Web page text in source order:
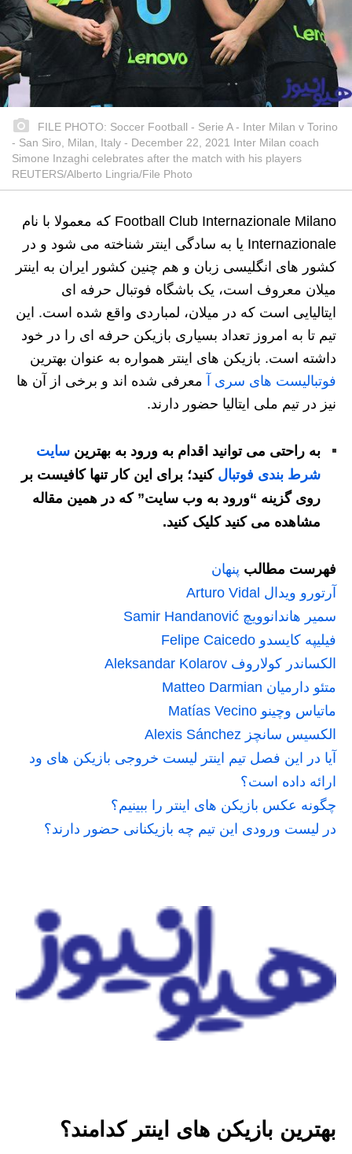
FILE PHOTO: Soccer Football - Serie A - Inter Milan v Torino
- San Siro, Milan, Italy - December 22, 2021 Inter Milan coach
Simone Inzaghi celebrates after the match with his players
REUTERS/Alberto Lingria/File Photo
Football Club Internazionale Milano که معمولا با نام
Internazionale یا به سادگی اینتر شناخته می شود و در
کشور های انگلیسی زبان و هم چنین کشور ایران به اینتر
میلان معروف است، یک باشگاه فوتبال حرفه ای
ایتالیایی است که در میلان، لمباردی واقع شده است. این
تیم تا به امروز تعداد بسیاری بازیکن حرفه ای را در خود
داشته است. بازیکن های اینتر همواره به عنوان بهترین
فوتبالیست های سری آ
معرفی شده اند و برخی از آن ها
نیز در تیم ملی ایتالیا حضور دارند.
به راحتی می توانید اقدام به ورود به بهترین سایت
شرط بندی فوتبال کنید؛ برای این کار تنها کافیست بر
روی گزینه “ورود به وب سایت” که در همین مقاله
مشاهده می کنید کلیک کنید.
فهرست مطالب پنهان
آرتورو ویدال Arturo Vidal
سمیر هاندانوویچ Samir Handanović
فیلیپه کایسدو Felipe Caicedo
الکساندر کولاروف Aleksandar Kolarov
متئو دارمیان Matteo Darmian
ماتیاس وچینو Matías Vecino
الکسیس سانچز Alexis Sánchez
آیا در این فصل تیم اینتر لیست خروجی بازیکن های ود
ارائه داده است؟
چگونه عکس بازیکن های اینتر را ببینیم؟
در لیست ورودی این تیم چه بازیکنانی حضور دارند؟
بهترین بازیکن های اینتر کدامند؟